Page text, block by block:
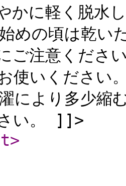
かに軽く脱水
めの頃は乾い
ご注意くださ
使いください
により多少縮
い。 ]]>
>